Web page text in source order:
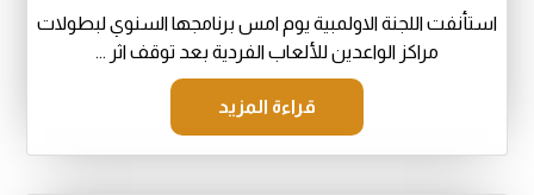
استأنفت اللجنة الاولمبية يوم امس برنامجها السنوي لبطولات
مراكز الواعدين للألعاب الفردية بعد توقف اثر ...
قراءة المزيد